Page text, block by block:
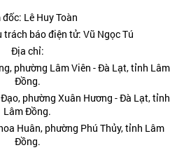
Lê Huy Toàn
trách báo điện tử: Vũ Ngọc Tú
Địa chỉ:
phường Lâm Viên - Đà Lạt, tỉnh Lâm
Đồng.
phường Xuân Hương - Đà Lạt, tỉnh
Lâm Đồng.
Huân, phường Phú Thủy, tỉnh Lâm
Đồng.